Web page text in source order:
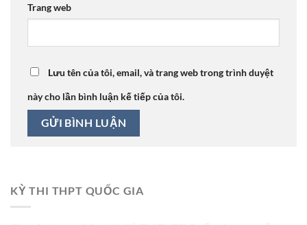
Trang web
Lưu tên của tôi, email, và trang web trong trình duyệt
này cho lần bình luận kế tiếp của tôi.
KỲ THI THPT QUỐC GIA